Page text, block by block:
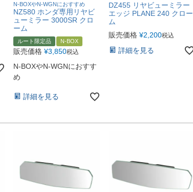
N-BOXやN-WGNにおすすめ
NZ580 ホンダ専用リヤビ
ューミラー 3000SR クロ
ーム
ルート限定品 N-BOX
販売価格 ¥3,850税込
N-BOXやN-WGNにおすす
め
詳細を見る
DZ455 リヤビューミラー
エッジ PLANE 240 クロー
ム
販売価格 ¥2,200税込
詳細を見る